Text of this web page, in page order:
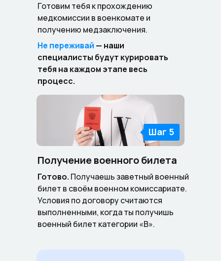
Готовим тебя к прохождению
медкомиссии в военкомате и
получению медзаключения.
Не переживай — наши
специалисты будут курировать
тебя на каждом этапе весь
процесс.
Получение военного билета
Готово. Получаешь заветный военный
билет в своём военном комиссариате.
Условия по договору считаются
выполненными, когда ты получишь
военный билет категории «В».
Шаг 5